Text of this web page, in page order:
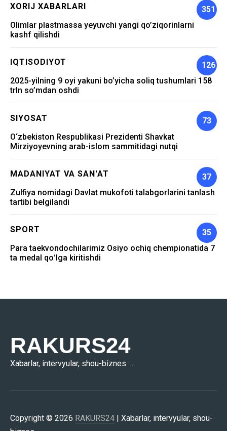
XORIJ XABARLARI
351
Olimlar plastmassa yeyuvchi yangi qo’ziqorinlarni
kashf qilishdi
IQTISODIYOT
126
2025-yilning 9 oyi yakuni bo’yicha soliq tushumlari 158
trln so’mdan oshdi
SIYOSAT
73
O‘zbekiston Respublikasi Prezidenti Shavkat
Mirziyoyevning arab-islom sammitidagi nutqi
MADANIYAT VA SAN'AT
37
Zulfiya nomidagi Davlat mukofoti talabgorlarini tanlash
tartibi belgilandi
SPORT
35
Para taekvondochilarimiz Osiyo ochiq chempionatida 7
ta medal qoʻlga kiritishdi
RAKURS24
Xabarlar, intervyular, shou-biznes …
Copyright © 2026 RAKURS24 | Xabarlar, intervyular, shou-